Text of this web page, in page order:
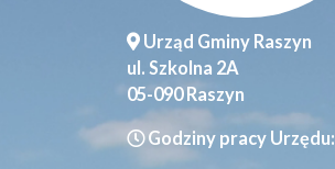
Urząd Gminy Raszyn
ul. Szkolna 2A
05-090 Raszyn
Godziny pracy Urzędu: